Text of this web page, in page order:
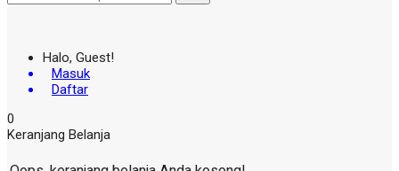
Halo, Guest!
Masuk
Daftar
0
Keranjang Belanja